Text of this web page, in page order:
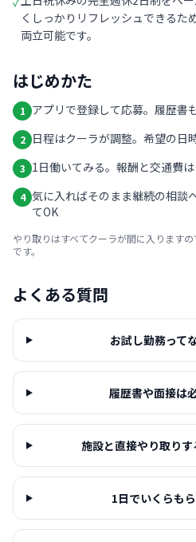
くしっかりリフレッシュできるた
両立可能です。
はじめかた
1 アプリで登録して応募。履歴書
2 日程はクーラが調整。希望の日
3 1日働いてみる。報酬と交通費
4 気に入ればそのまま継続の相談
てOK
やり取りはすべてクーラが間に入ります
です。
よくある質問
お試し勤務って
履歴書や面接は
施設と直接やり取り
1日でいくらも